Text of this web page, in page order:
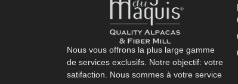
Nous vous offrons la plus large gamme
de services exclusifs. Notre objectif: votre
satifaction. Nous sommes à votre service